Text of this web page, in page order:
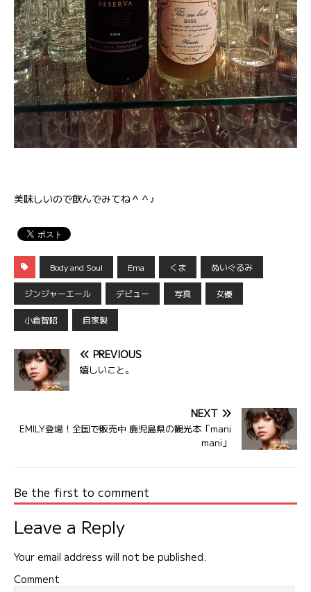
美味しいので飲んでみてね＾＾♪
Body and Soul Ema くま ぬいぐるみ
ジンジャーエール デビュー 写真 女優
小倉智昭 自家製
PREVIOUS
嬉しいこと。
NEXT
EMILY登場！全国で販売中 鹿児島県の観光本「mani
mani」
Be the first to comment
Leave a Reply
Your email address will not be published.
Comment